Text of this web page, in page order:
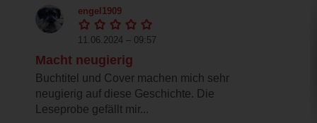
engel1909
11.06.2024 – 09:57
Macht neugierig
Buchtitel und Cover machen mich sehr
neugierig auf diese Geschichte. Die
Leseprobe gefällt mir...